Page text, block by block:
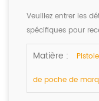
Veuillez entrer les
spécifiques pour
répondrons dans
Matière :
de poche de